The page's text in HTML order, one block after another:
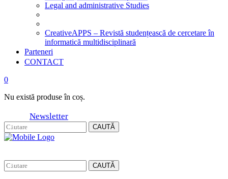
Legal and administrative Studies
CreativeAPPS – Revistă studențească de cercetare în
informatică multidisciplinară
Parteneri
CONTACT
0
Nu există produse în coș.
Newsletter
CAUTĂ
CAUTĂ